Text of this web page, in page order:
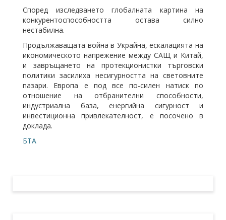
Според изследването глобалната картина на
конкурентоспособността остава силно
нестабилна.
Продължаващата война в Украйна, ескалацията на
икономическото напрежение между САЩ и Китай,
и завръщането на протекционистки търговски
политики засилиха несигурността на световните
пазари. Европа е под все по-силен натиск по
отношение на отбранителни способности,
индустриална база, енергийна сигурност и
инвестиционна привлекателност, е посочено в
доклада.
БТА